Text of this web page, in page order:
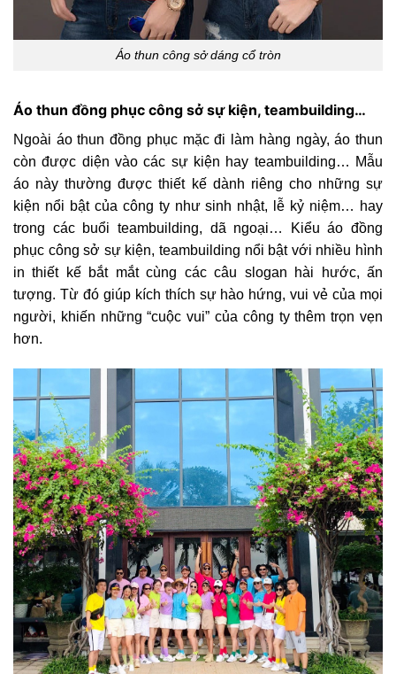
Áo thun công sở dáng cổ tròn
Áo thun đồng phục công sở sự kiện, teambuilding…
Ngoài áo thun đồng phục mặc đi làm hàng ngày, áo thun
còn được diện vào các sự kiện hay teambuilding… Mẫu
áo này thường được thiết kế dành riêng cho những sự
kiện nổi bật của công ty như sinh nhật, lễ kỷ niệm… hay
trong các buổi teambuilding, dã ngoại… Kiểu áo đồng
phục công sở sự kiện, teambuilding nổi bật với nhiều hình
in thiết kế bắt mắt cùng các câu slogan hài hước, ấn
tượng. Từ đó giúp kích thích sự hào hứng, vui vẻ của mọi
người, khiến những “cuộc vui” của công ty thêm trọn vẹn
hơn.